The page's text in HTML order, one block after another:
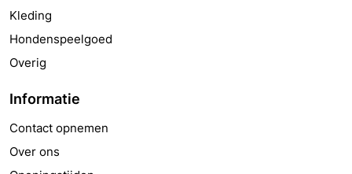
Kleding
Hondenspeelgoed
Overig
Informatie
Contact opnemen
Over ons